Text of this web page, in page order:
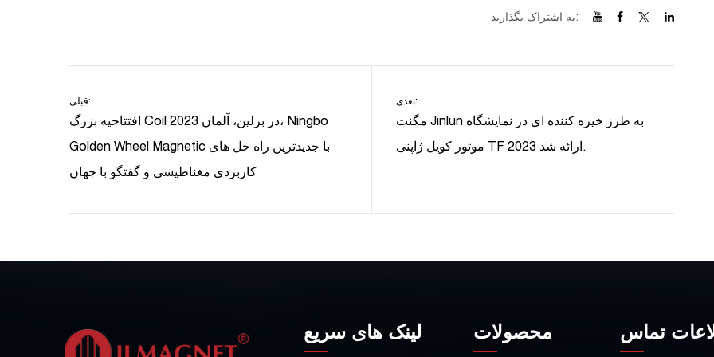
به اشتراک بگذارید:
قبلی:
افتتاحیه بزرگ Coil 2023 در برلین، آلمان، Ningbo
Golden Wheel Magnetic با جدیدترین راه حل های
کاربردی مغناطیسی و گفتگو با جهان
بعدی:
مگنت Jinlun به طرز خیره کننده ای در نمایشگاه
موتور کویل ژاپنی TF 2023 ارائه شد.
لینک های سریع محصولات تماس